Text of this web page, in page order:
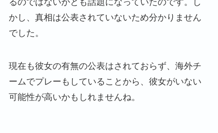
るのではないかとも話題になっていたのです。し
かし、真相は公表されていないため分かりません
でした。
現在も彼女の有無の公表はされておらず、海外チ
ームでプレーもしていることから、彼女がいない
可能性が高いかもしれませんね。